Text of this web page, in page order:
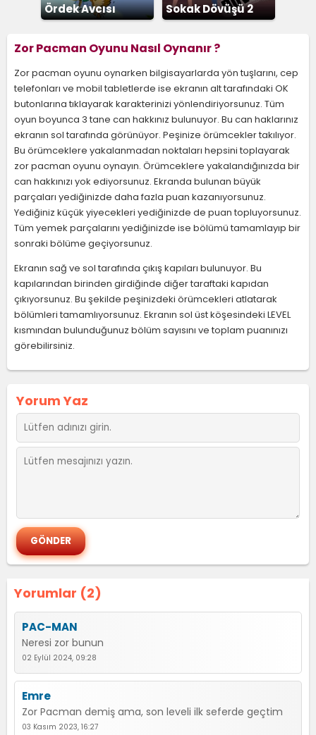
Ördek Avcısı Sokak Dövüşü 2
Zor Pacman Oyunu Nasıl Oynanır ?
Zor pacman oyunu oynarken bilgisayarlarda yön tuşlarını, cep
telefonları ve mobil tabletlerde ise ekranın alt tarafındaki OK
butonlarına tıklayarak karakterinizi yönlendiriyorsunuz. Tüm
oyun boyunca 3 tane can hakkınız bulunuyor. Bu can haklarınız
ekranın sol tarafında görünüyor. Peşinize örümcekler takılıyor.
Bu örümceklere yakalanmadan noktaları hepsini toplayarak
zor pacman oyunu oynayın. Örümceklere yakalandığınızda bir
can hakkınızı yok ediyorsunuz. Ekranda bulunan büyük
parçaları yediğinizde daha fazla puan kazanıyorsunuz.
Yediğiniz küçük yiyecekleri yediğinizde de puan topluyorsunuz.
Tüm yemek parçalarını yediğinizde ise bölümü tamamlayıp bir
sonraki bölüme geçiyorsunuz.
Ekranın sağ ve sol tarafında çıkış kapıları bulunuyor. Bu
kapılarından birinden girdiğinde diğer taraftaki kapıdan
çıkıyorsunuz. Bu şekilde peşinizdeki örümcekleri atlatarak
bölümleri tamamlıyorsunuz. Ekranın sol üst köşesindeki LEVEL
kısmından bulunduğunuz bölüm sayısını ve toplam puanınızı
görebilirsiniz.
Yorumlar (2)
PAC-MAN
Neresi zor bunun
02 Eylül 2024, 09:28
Emre
Zor Pacman demiş ama, son leveli ilk seferde geçtim
03 Kasım 2023, 16:27
Yorum Yaz